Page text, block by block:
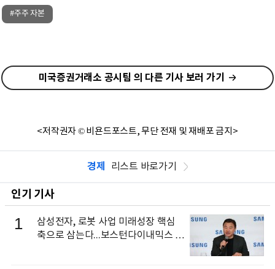
#주주 자본
미국증권거래소 공시팀 의 다른 기사 보러 가기
<저작권자 © 비욘드포스트, 무단 전재 및 재배포 금지>
경제 리스트 바로가기
인기 기사
1
삼성전자, 로봇 사업 미래성장 핵심
축으로 삼는다...보스턴다이내믹스 출